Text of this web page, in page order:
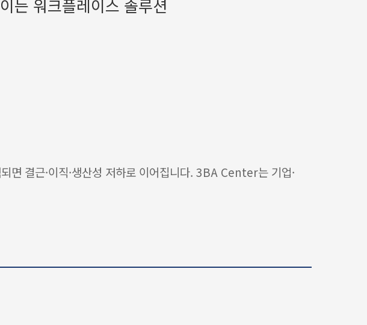
는 워크플레이스 솔루션
면 결근·이직·생산성 저하로 이어집니다. 3BA Center는 기업·